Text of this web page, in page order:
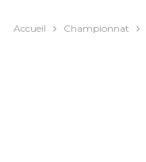
Accueil Championnat